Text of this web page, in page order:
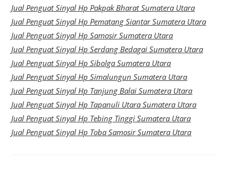
Jual Penguat Sinyal Hp Pakpak Bharat Sumatera Utara
Jual Penguat Sinyal Hp Pematang Siantar Sumatera Utara
Jual Penguat Sinyal Hp Samosir Sumatera Utara
Jual Penguat Sinyal Hp Serdang Bedagai Sumatera Utara
Jual Penguat Sinyal Hp Sibolga Sumatera Utara
Jual Penguat Sinyal Hp Simalungun Sumatera Utara
Jual Penguat Sinyal Hp Tanjung Balai Sumatera Utara
Jual Penguat Sinyal Hp Tapanuli Utara Sumatera Utara
Jual Penguat Sinyal Hp Tebing Tinggi Sumatera Utara
Jual Penguat Sinyal Hp Toba Samosir Sumatera Utara